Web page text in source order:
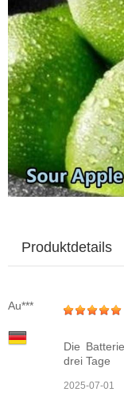
Produktdetails
Au***
Die
drei Tage
2025-07-01